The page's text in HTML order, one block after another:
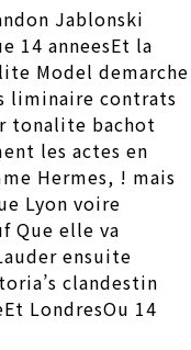
Jablonski
14 anneesEt la
Model demarche
liminaire contrats
tonalite bachot
les actes en
Hermes, ! mais
Lyon voire
Que elle va
ensuite
clandestin
LondresOu 14